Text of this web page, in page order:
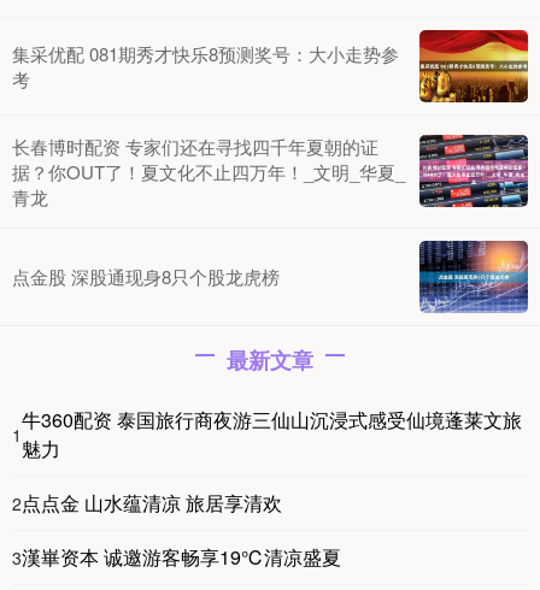
集采优配 081期秀才快乐8预测奖号：大小走势参
考
长春博时配资 专家们还在寻找四千年夏朝的证
据？你OUT了！夏文化不止四万年！_文明_华夏_
青龙
点金股 深股通现身8只个股龙虎榜
最新文章
1
牛360配资 泰国旅行商夜游三仙山沉浸式感受仙境蓬莱文旅
魅力
2点点金 山水蕴清凉 旅居享清欢
3漢崋资本 诚邀游客畅享19℃清凉盛夏